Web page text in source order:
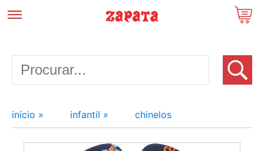
início » infantil » chinelos